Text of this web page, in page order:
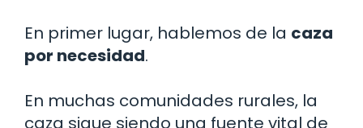
En primer lugar, hablemos de la caza
por necesidad.
En muchas comunidades rurales, la
caza sigue siendo una fuente vital de